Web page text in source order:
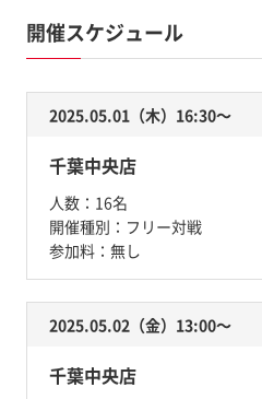
開催スケジュール
2025.05.01（木）16:30〜
千葉中央店
人数： 16名
開催種別： フリー対戦
参加料： 無し
2025.05.02（金）13:00〜
千葉中央店